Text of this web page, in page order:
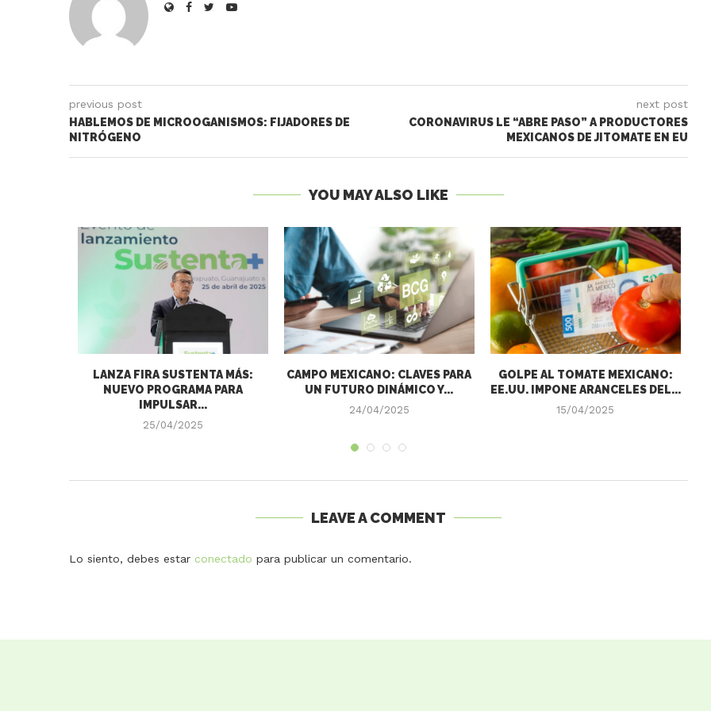
previous post
HABLEMOS DE MICROOGANISMOS: FIJADORES DE
NITRÓGENO
next post
CORONAVIRUS LE “ABRE PASO” A PRODUCTORES
MEXICANOS DE JITOMATE EN EU
YOU MAY ALSO LIKE
LANZA FIRA SUSTENTA MÁS:
NUEVO PROGRAMA PARA
IMPULSAR...
25/04/2025
CAMPO MEXICANO: CLAVES PARA
UN FUTURO DINÁMICO Y...
24/04/2025
GOLPE AL TOMATE MEXICANO:
EE.UU. IMPONE ARANCELES DEL...
15/04/2025
LEAVE A COMMENT
Lo siento, debes estar conectado para publicar un comentario.